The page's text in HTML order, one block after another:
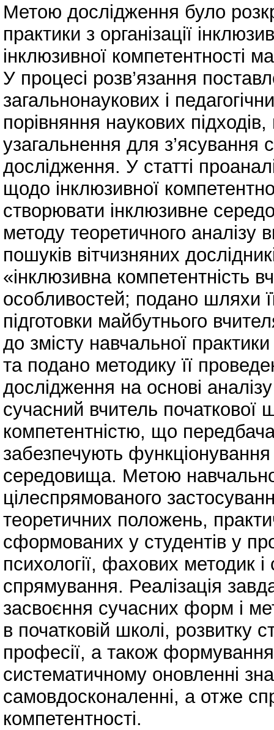
Метою дослідження було
практики з організації
інклюзивної компетентності
У процесі розв’язання
загальнонаукових і
порівняння наукових
узагальнення для з’ясування
дослідження. У статті
щодо інклюзивної
створювати інклюзивне
методу теоретичного аналізу
пошуків вітчизняних
«інклюзивна компетентність
особливостей; подано шляхи
підготовки майбутнього
до змісту навчальної
та подано методику її
дослідження на основі
сучасний вчитель початкової
компетентністю, що
забезпечують функціонування
середовища. Метою
цілеспрямованого
теоретичних положень,
сформованих у студентів у
психології, фахових методик
спрямування. Реалізація
засвоєння сучасних форм і
в початковій школі, розвитку
професії, а також
систематичному оновленні
самовдосконаленні, а отже
компетентності.